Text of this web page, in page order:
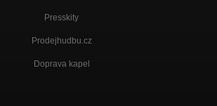
Presskity
Prodejhudbu.cz
Doprava kapel